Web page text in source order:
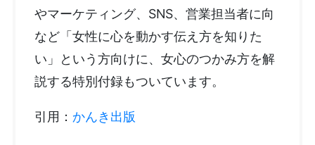
やマーケティング、SNS、営業担当者に向
など「女性に心を動かす伝え方を知りた
い」という方向けに、女心のつかみ方を解
説する特別付録もついています。
引用： かんき出版